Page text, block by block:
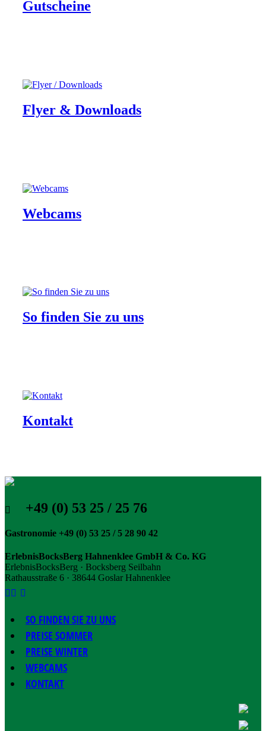
Gutscheine
Flyer & Downloads
Webcams
So finden Sie zu uns
Kontakt
+49 (0) 53 25 / 25 76
Gastronomie +49 (0) 53 25 / 5 28 90 42
ErlebnisBocksBerg Hahnenklee GmbH & Co. KG
ErlebnisBocksBerg · Bocksberg Seilbahn
Rathausstraße 6 · 38644 Goslar Hahnenklee
SO FINDEN SIE ZU UNS
PREISE SOMMER
PREISE WINTER
WEBCAMS
KONTAKT